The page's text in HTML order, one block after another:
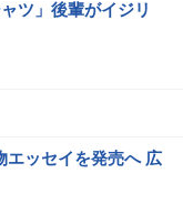
ツ」後輩がイジリ
エッセイを発売へ 広